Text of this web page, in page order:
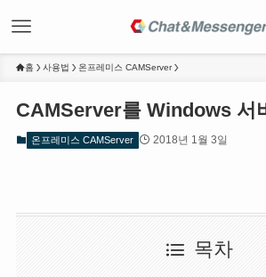
홈 사용법 온프레미스 CAMServer
CAMServer를 Windows 서
온프레미스 CAMServer 2018년 1월 3일
목차